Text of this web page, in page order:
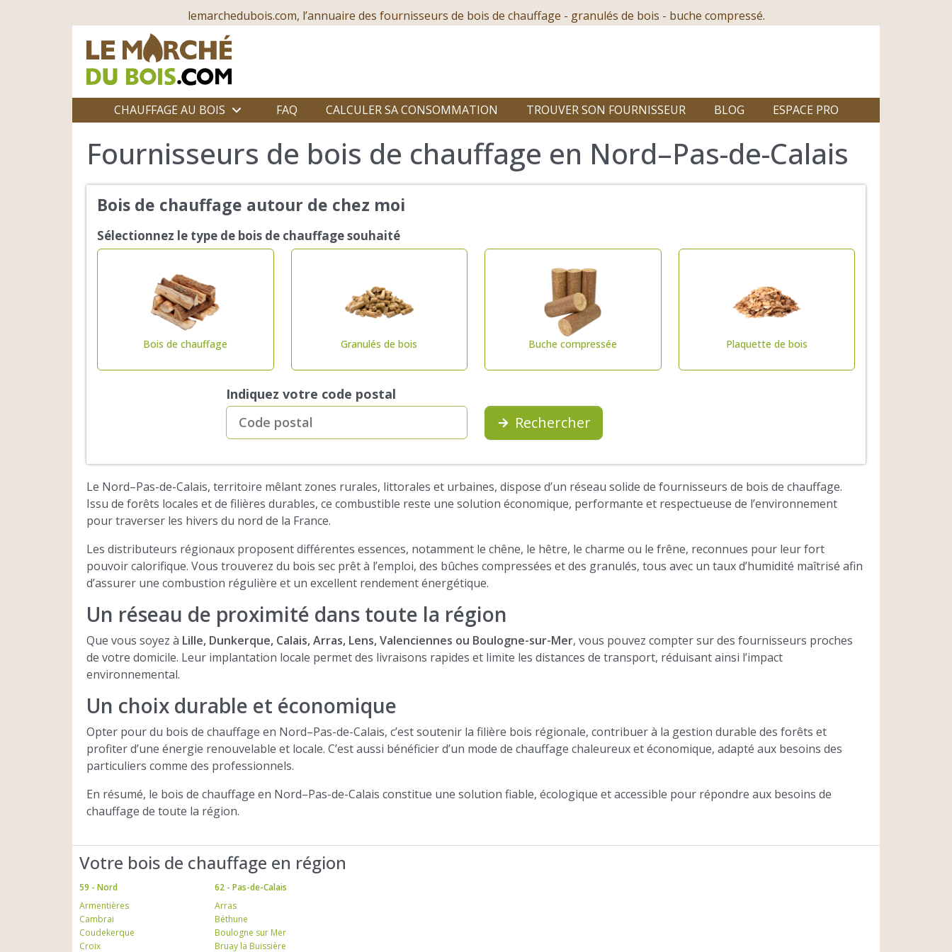
lemarchedubois.com, l’annuaire des fournisseurs de bois de chauffage - granulés de bois - buche compressé.
CHAUFFAGE AU BOIS FAQ CALCULER SA CONSOMMATION TROUVER SON FOURNISSEUR BLOG ESPACE PRO
Fournisseurs de bois de chauffage en Nord–Pas-de-Calais
Bois de chauffage autour de chez moi
Sélectionnez le type de bois de chauffage souhaité
Bois de chauffage Granulés de bois Buche compressée Plaquette de bois
Indiquez votre code postal
Rechercher
Le Nord–Pas-de-Calais, territoire mêlant zones rurales, littorales et urbaines, dispose d’un réseau solide de fournisseurs de bois de chauffage.
Issu de forêts locales et de filières durables, ce combustible reste une solution économique, performante et respectueuse de l’environnement
pour traverser les hivers du nord de la France.
Les distributeurs régionaux proposent différentes essences, notamment le chêne, le hêtre, le charme ou le frêne, reconnues pour leur fort
pouvoir calorifique. Vous trouverez du bois sec prêt à l’emploi, des bûches compressées et des granulés, tous avec un taux d’humidité maîtrisé afin
d’assurer une combustion régulière et un excellent rendement énergétique.
Un réseau de proximité dans toute la région
Que vous soyez à Lille, Dunkerque, Calais, Arras, Lens, Valenciennes ou Boulogne-sur-Mer, vous pouvez compter sur des fournisseurs proches
de votre domicile. Leur implantation locale permet des livraisons rapides et limite les distances de transport, réduisant ainsi l’impact
environnemental.
Un choix durable et économique
Opter pour du bois de chauffage en Nord–Pas-de-Calais, c’est soutenir la filière bois régionale, contribuer à la gestion durable des forêts et
profiter d’une énergie renouvelable et locale. C’est aussi bénéficier d’un mode de chauffage chaleureux et économique, adapté aux besoins des
particuliers comme des professionnels.
En résumé, le bois de chauffage en Nord–Pas-de-Calais constitue une solution fiable, écologique et accessible pour répondre aux besoins de
chauffage de toute la région.
Votre bois de chauffage en région
59 - Nord
Armentières
Cambrai
Coudekerque
Croix
62 - Pas-de-Calais
Arras
Béthune
Boulogne sur Mer
Bruay la Buissière